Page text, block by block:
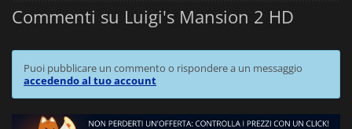
Commenti su Luigi's Mansion 2 HD
Puoi pubblicare un commento o rispondere a un messaggio
accedendo al tuo account